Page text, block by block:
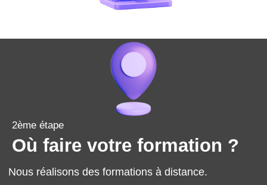
2ème étape
Où faire votre formation ?
Nous réalisons des formations à distance.